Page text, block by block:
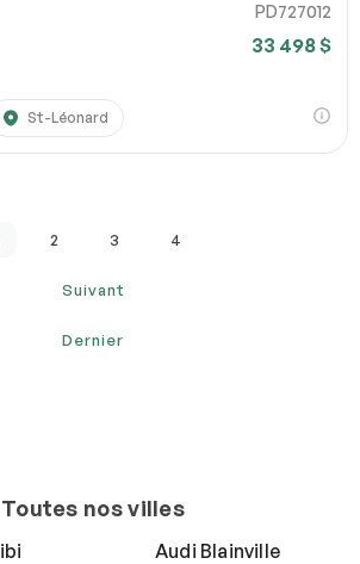
PD727012
33 498 $
St-Léonard
2 3 4
Suivant
Dernier
Toutes nos villes
Audi Blainville